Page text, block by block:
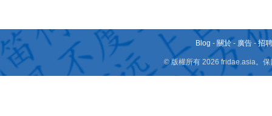
Blog - 關於 - 廣告 -招
© 版權所有 2026 fridae.asia。